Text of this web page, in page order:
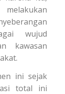
wujud
kawasan
ini sejak
total ini